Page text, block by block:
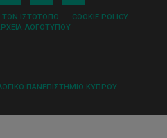
ΤΟΝ ΙΣΤΌΤΟΠΟ
COOKIE POLICY
ΛΟΓΌΤΥΠΟΥ
ΠΑΝΕΠΙΣΤΗΜΙΟ ΚΥΠΡΟΥ